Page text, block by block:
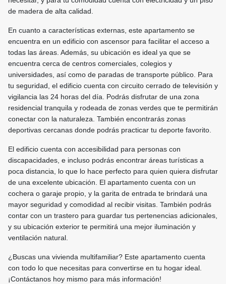
de madera de alta calidad.
En cuanto a características externas, este apartamento se
encuentra en un edificio con ascensor para facilitar el acceso a
todas las áreas. Además, su ubicación es ideal ya que se
encuentra cerca de centros comerciales, colegios y
universidades, así como de paradas de transporte público. Para
tu seguridad, el edificio cuenta con circuito cerrado de televisión y
vigilancia las 24 horas del día. Podrás disfrutar de una zona
residencial tranquila y rodeada de zonas verdes que te permitirán
conectar con la naturaleza. También encontrarás zonas
deportivas cercanas donde podrás practicar tu deporte favorito.
El edificio cuenta con accesibilidad para personas con
discapacidades, e incluso podrás encontrar áreas turísticas a
poca distancia, lo que lo hace perfecto para quien quiera disfrutar
de una excelente ubicación. El apartamento cuenta con un
cochera o garaje propio, y la garita de entrada te brindará una
mayor seguridad y comodidad al recibir visitas. También podrás
contar con un trastero para guardar tus pertenencias adicionales,
y su ubicación exterior te permitirá una mejor iluminación y
ventilación natural.
¿Buscas una vivienda multifamiliar? Este apartamento cuenta
con todo lo que necesitas para convertirse en tu hogar ideal.
¡Contáctanos hoy mismo para más información!